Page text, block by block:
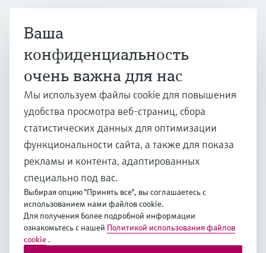
Продукты и услуги
Отрасли
Поддержка
Компания
CAS•Русский
Ваша
конфиденциальность
очень важна для нас
Мы используем файлы cookie для повышения
удобства просмотра веб-страниц, сбора
статистических данных для оптимизации
функциональности сайта, а также для показа
рекламы и контента, адаптированных
специально под вас.
Выбирая опцию "Принять все", вы соглашаетесь с
использованием нами файлов cookie.
Для получения более подробной информации
ознакомьтесь с нашей Политикой использования файлов
cookie .